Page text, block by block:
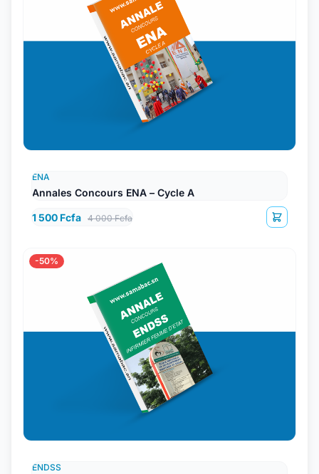
ENA
Annales Concours ENA – Cycle A
1 500 Fcfa 4 000 Fcfa
-50%
ENDSS